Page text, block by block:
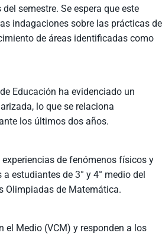
semestre. Se espera que este
indagaciones sobre las prácticas de
de áreas identificadas como
Educación ha evidenciado un
lo que se relaciona
los últimos dos años.
de fenómenos físicos y
estudiantes de 3° y 4° medio del
Olimpiadas de Matemática.
el Medio (VCM) y responden a los